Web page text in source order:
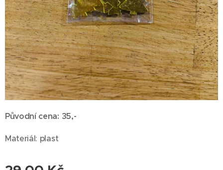
Původní cena: 35,-
Materiál: plast